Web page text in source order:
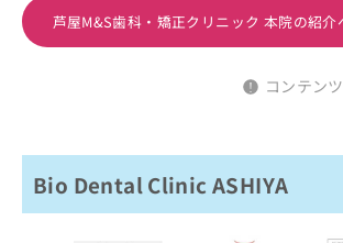
芦屋M&S歯科・矯正クリニック 本院の紹介
コンテン
Bio Dental Clinic ASHIYA